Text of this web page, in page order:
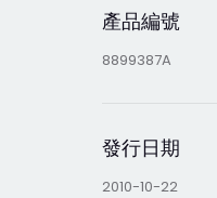
產品編號
8899387A
發行日期
2010-10-22